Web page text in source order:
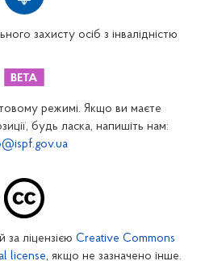
захисту осіб з інвалідністю
режимі. Якщо ви маєте
будь ласка, напишіть нам:
ліцензією Creative Commons
license, якщо не зазначено інше.